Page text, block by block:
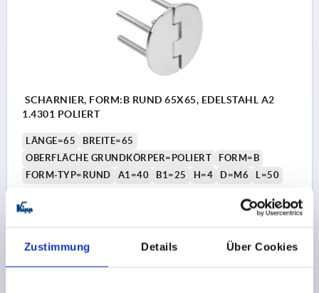
Zustimmung Details Über Cookies
SCHARNIER, FORM:B RUND 65X65, EDELSTAHL A2
1.4301 POLIERT
LÄNGE=65
BREITE=65
OBERFLÄCHE GRUNDKÖRPER=POLIERT
FORM=B
FORM-TYP=RUND
A1=40 B1=25 H=4 D=M6 L=50
zzgl. MwSt.
zzgl. Versandkosten
DETAILS